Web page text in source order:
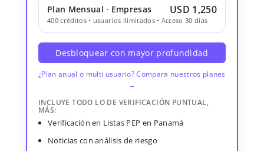
Plan Mensual · Empresas USD 1,250
400 créditos • usuarios ilimitados • Acceso 30 días
Desbloquear con mayor profundidad
¿Plan anual o multi usuario? Compara nuestros planes
→
INCLUYE TODO LO DE VERIFICACIÓN PUNTUAL,
MÁS:
Verificación en Listas PEP en Panamá
Noticias con análisis de riesgo